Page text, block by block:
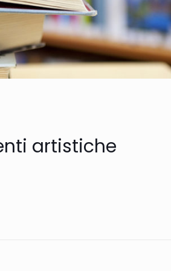
artistiche